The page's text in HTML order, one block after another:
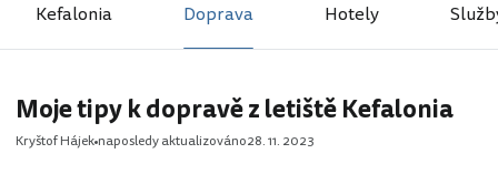
Kefalonia Doprava Hotely
Moje tipy k dopravě z letiště Kefalonia
Kryštof Hájek naposledy aktualizováno28. 11. 2023